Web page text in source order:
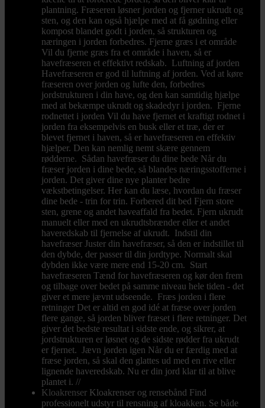
plantning. Fræseren løsner jorden og fjerner ukrudt og
sten, og den kan også hjælpe med at få gødning eller
kompost blandet godt i jorden, så strukturen og
næringen i jorden forbedres. Fjerne græs i et område
Vil du fjerne græs fra et område i haven, så er
havefræseren et effektivt redskab. Luftning af jorden
Havefræseren er god til luftning af jorden. Ved at køre
fræseren over jorden og lufte den, forbedres
jordstrukturen i din have, og den kan samtidig hjælpe
med at bekæmpe ukrudt og skadedyr i jorden. Fjerne
rodnettet i jorden Vil du have fjernet et kraftigt rodnet i
jorden fra eksempelvis en busk eller et træ, der er
blevet fjernet i haven, så er havefræseren en effektiv
hjælper. Den kan nemlig nemt skære gennem
rødderne. Sådan havefræser du dine bede Når du
fræser jorden i dine bede, så blandes næringsstofferne i
jorden. Det giver dine nye planter bedre
vækstbetingelser. Her kan du læse, hvordan du fræser
dine bede - trin for trin. Forbered dit bed Fjern store
sten, grene og andet haveaffald fra bedet. Fjern ukrudt
manuelt eller med en ukrudtsbrænder eller et andet
haveredskab til fjernelse af ukrudt. Indstil din
havefræser Juster din havefræser, så den er indstillet til
den dybde, der passer til din jordtype. Normalt skal
dybden ikke være mere end 15-20 cm. Start
havefræseren Tænd for havefræseren og kør den frem
og tilbage over bedet på samme niveau hele tiden - det
giver et mere jævnt udseende. Fræs jorden i flere
retninger Det er altid en god idé at fræse over jorden
flere gange, så jorden bliver fræset i flere retninger. Det
giver det bedste resultat i sidste ende, og sikrer, at
jordstrukturen er løsnet og de sidste rødder fra ukrudt
er fjernet. Jævn jorden igen Når du er færdig med at
fræse jorden, så skal den glattes ud med en rive eller
lignende haveredskab. Nu er din jord klar til at blive
plantet i. //
Kloakrenser Kloakrenser og rensebånd Find
professionelt udstyr til rensning af kloakken. Se både